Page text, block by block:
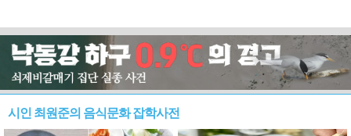
시인 최원준의 음식문화 잡학사전